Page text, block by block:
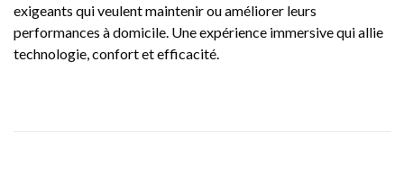
exigeants qui veulent maintenir ou améliorer leurs
performances à domicile. Une expérience immersive qui allie
technologie, confort et efficacité.